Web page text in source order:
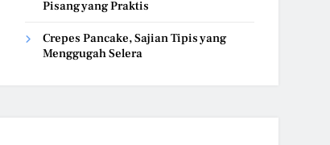
Pisang yang Praktis
Crepes Pancake, Sajian Tipis yang
Menggugah Selera